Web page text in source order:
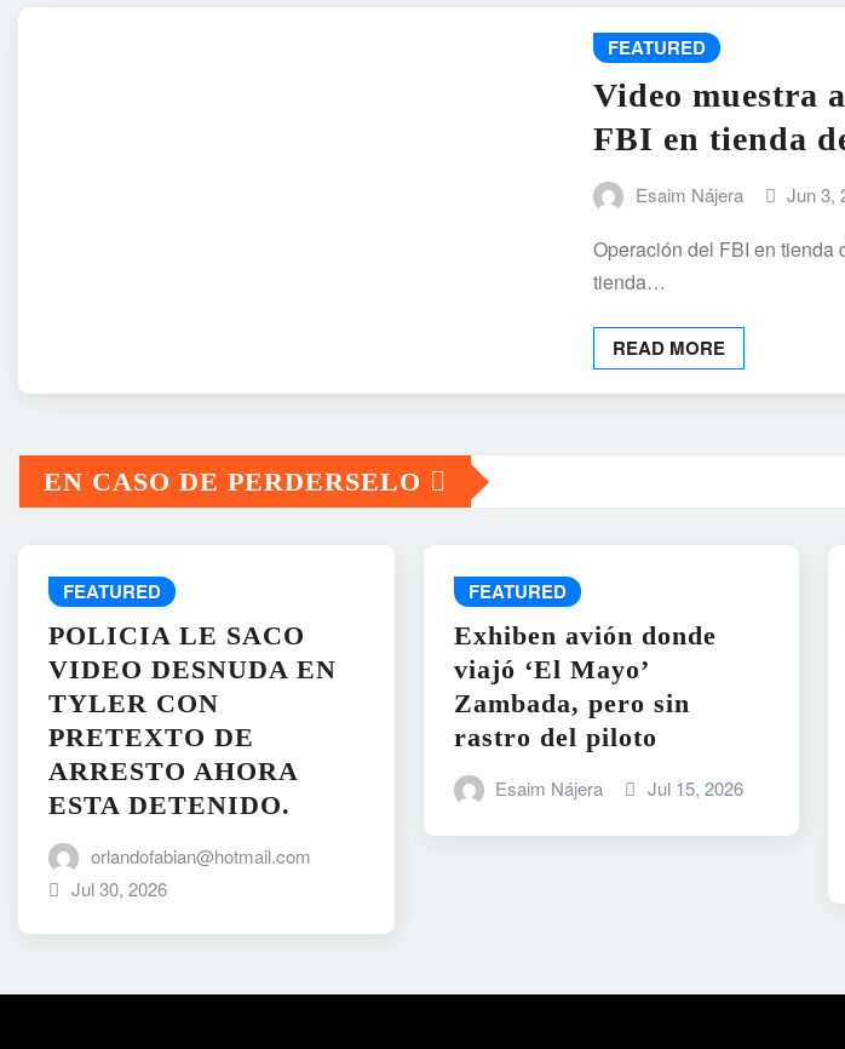
FEATURED
Video muestra
FBI en tienda
Esaim Nájera Jun 3,
Operación del FBI en tienda
tienda…
READ MORE
EN CASO DE PERDERSELO
FEATURED
POLICIA LE SACO
VIDEO DESNUDA EN
TYLER CON
PRETEXTO DE
ARRESTO AHORA
ESTA DETENIDO.
orlandofabian@hotmail.com
Jul 30, 2026
FEATURED
Exhiben avión donde
viajó ‘El Mayo’
Zambada, pero sin
rastro del piloto
Esaim Nájera Jul 15, 2026